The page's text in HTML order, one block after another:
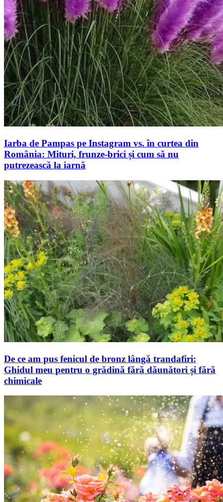
Iarba de Pampas pe Instagram vs. în curtea din
România: Mituri, frunze-brici și cum să nu
putrezească la iarnă
De ce am pus fenicul de bronz lângă trandafiri:
Ghidul meu pentru o grădină fără dăunători și fără
chimicale